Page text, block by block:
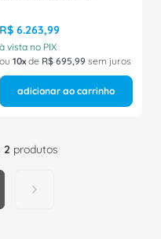
R$ 6.263,99
à vista no PIX
ou 10 de R$ 695,99 sem juros
adicionar ao carrinho
2 produtos